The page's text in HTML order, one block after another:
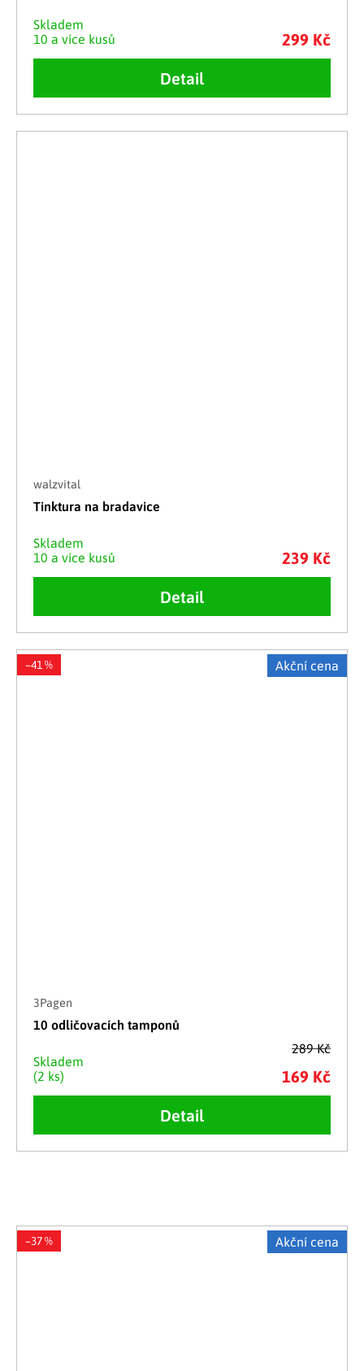
Skladem
10 a více kusů
299 Kč
Detail
walzvital
Tinktura na bradavice
Skladem
10 a více kusů
239 Kč
Detail
Akční cena
289 Kč
–41 %
3Pagen
10 odličovacích tamponů
Skladem
(2 ks)
169 Kč
Detail
Akční cena
–37 %